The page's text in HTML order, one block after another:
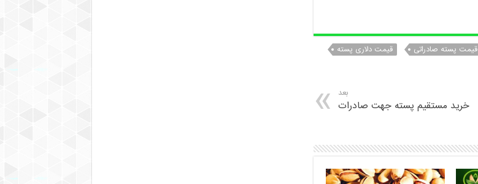
قیمت پسته صادراتی
قیمت دلاری پسته
بعد
خرید مستقیم پسته جهت صادرات